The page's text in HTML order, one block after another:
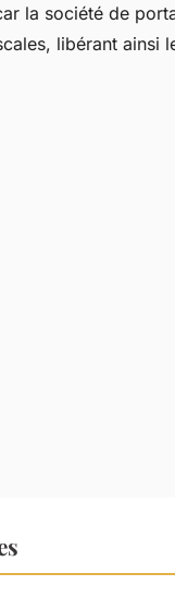
la société de
libérant ainsi